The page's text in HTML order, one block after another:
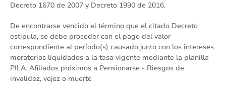
Decreto 1670 de 2007 y Decreto 1990 de 2016.
De encontrarse vencido el término que el citado Decreto
estipula, se debe proceder con el pago del valor
correspondiente al período(s) causado junto con los intereses
moratorios liquidados a la tasa vigente mediante la planilla
PILA. Afiliados próximos a Pensionarse - Riesgos de
invalidez, vejez o muerte